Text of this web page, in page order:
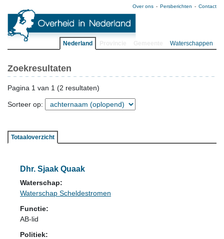
Over ons Persberichten Contact
Nederland Waterschappen
Zoekresultaten
Pagina 1 van 1 (2 resultaten)
Sorteer op:
Totaaloverzicht
Dhr. Sjaak Quaak
Waterschap:
Waterschap Scheldestromen
Functie:
AB-lid
Politiek: